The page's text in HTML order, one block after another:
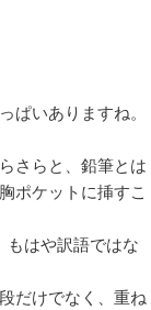
いありますね。
さらと、鉛筆とは
ポケットに挿すこ
もはや訳語ではな
だけでなく、重ね